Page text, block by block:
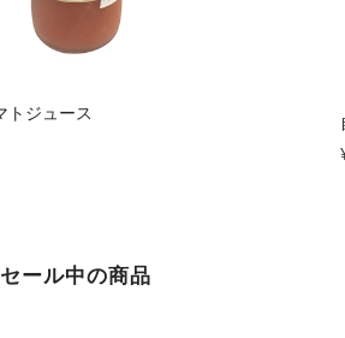
トジュース
セール中の商品